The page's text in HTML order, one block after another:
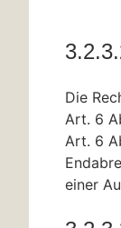
Die
Art. 6
Art. 6
einer